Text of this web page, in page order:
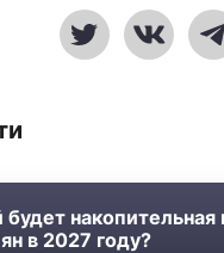
будет накопительная
в 2027 году?